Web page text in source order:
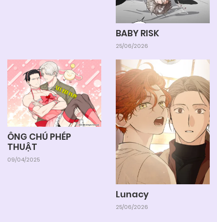
BABY RISK
25/06/2026
ÔNG CHÚ PHÉP
THUẬT
09/04/2025
Lunacy
25/06/2026